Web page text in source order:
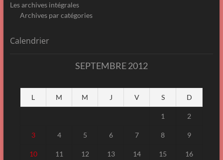
Les archives intégrales
Archives par catégories
Calendrier
SEPTEMBRE 2012
L M M J V S D
1 2
3 4 5 6 7 8 9
10 11 12 13 14 15 16